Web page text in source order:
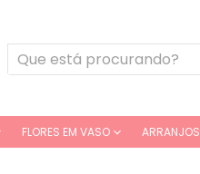
FLORES EM VASO ARRANJOS